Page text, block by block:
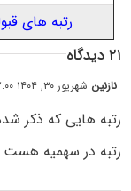
رتبه های
۲۱ دیدگاه
نازنین شهریور ۳۰, ۱۴۰۴ at ۷:۰۰ ب٫ظ
رتبه هایی که ذکر
رتبه در سهمیه